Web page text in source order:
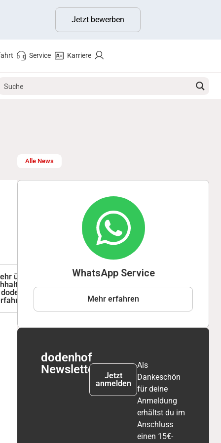
Jetzt bewerben
Service Karriere
Alle News
über
WhatsApp Service
Mehr erfahren
dodenhof
Newsletter
Jetzt
anmelden
Als
Dankeschön
für deine
Anmeldung
erhältst du im
Anschluss
einen 15€-